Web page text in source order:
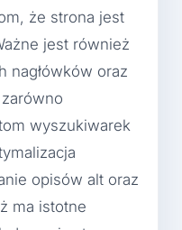
że strona jest
jest również
nagłówków oraz
wyszukiwarek
opisów alt oraz
ma istotne